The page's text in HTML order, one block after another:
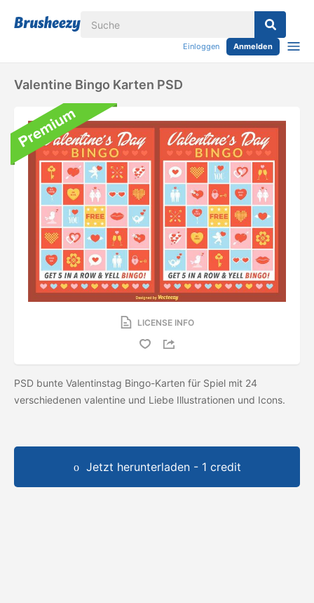
Einloggen Anmelden
Valentine Bingo Karten PSD
LICENSE INFO
PSD bunte Valentinstag Bingo-Karten für Spiel mit 24
verschiedenen valentine und Liebe Illustrationen und Icons.
Jetzt herunterladen - 1 credit